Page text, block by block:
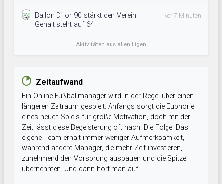
Ballon D´ or 90 stärkt den Verein –
Gehalt steht auf 64.
vor 7 Minuten
Aktivitäten aus allen Ligen
Zeitaufwand
Ein Online-Fußballmanager wird in der Regel über einen
längeren Zeitraum gespielt. Anfangs sorgt die Euphorie
eines neuen Spiels für große Motivation, doch mit der
Zeit lässt diese Begeisterung oft nach. Die Folge: Das
eigene Team erhält immer weniger Aufmerksamkeit,
während andere Manager, die mehr Zeit investieren,
zunehmend den Vorsprung ausbauen und die Spitze
übernehmen. Und dann hört man auf.